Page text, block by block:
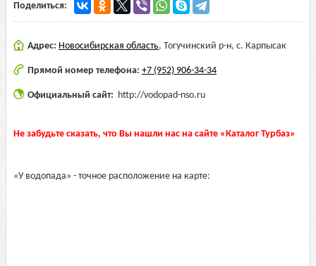
Поделиться:
Адрес: Новосибирская область, Тогучинский р-н, с. Карпысак
Прямой номер телефона: +7 (952) 906-34-34
Официальный сайт: http://vodopad-nso.ru
Не забудьте сказать, что Вы нашли нас на сайте «Каталог Турбаз»
«У водопада» - точное расположение на карте: